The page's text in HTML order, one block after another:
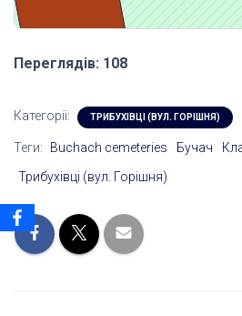
Переглядів: 108
Категорії: ТРИБУХІВЦІ (ВУЛ. ГОРІШНЯ)
Теги: Buchach cemeteries Бучач
Трибухівці (вул. Горішня)